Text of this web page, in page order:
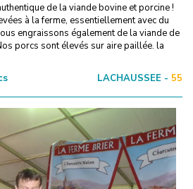
de la viande bovine et porcine !
à la ferme, essentiellement avec du
engraissons également de la viande de
porcs sont élevés sur aire paillée. la
LACHAUSSEE - 55